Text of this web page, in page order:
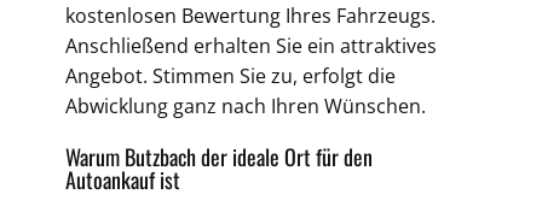
kostenlosen Bewertung Ihres Fahrzeugs.
Anschließend erhalten Sie ein attraktives
Angebot. Stimmen Sie zu, erfolgt die
Abwicklung ganz nach Ihren Wünschen.
Warum Butzbach der ideale Ort für den
Autoankauf ist